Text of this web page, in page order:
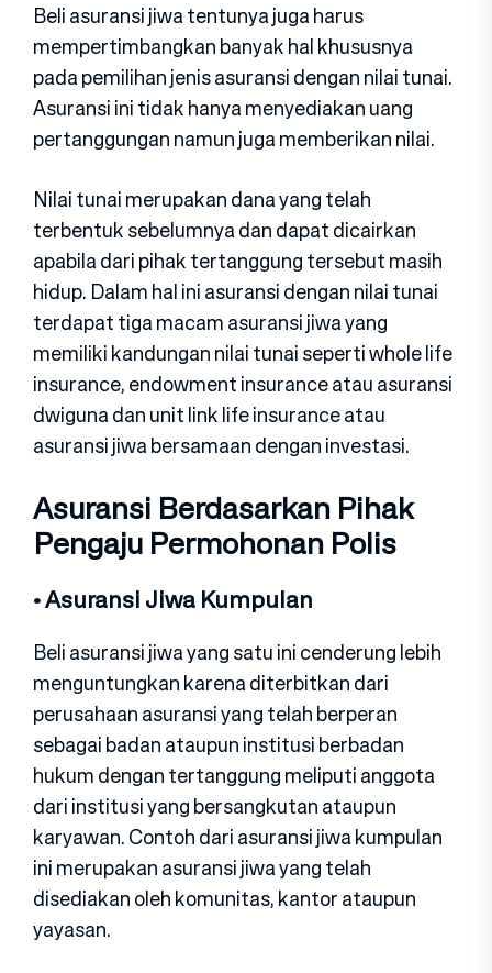
Beli asuransi jiwa tentunya juga harus
mempertimbangkan banyak hal khususnya
pada pemilihan jenis asuransi dengan nilai tunai.
Asuransi ini tidak hanya menyediakan uang
pertanggungan namun juga memberikan nilai.
Nilai tunai merupakan dana yang telah
terbentuk sebelumnya dan dapat dicairkan
apabila dari pihak tertanggung tersebut masih
hidup. Dalam hal ini asuransi dengan nilai tunai
terdapat tiga macam asuransi jiwa yang
memiliki kandungan nilai tunai seperti whole life
insurance, endowment insurance atau asuransi
dwiguna dan unit link life insurance atau
asuransi jiwa bersamaan dengan investasi.
Asuransi Berdasarkan Pihak
Pengaju Permohonan Polis
• Asuransi Jiwa Kumpulan
Beli asuransi jiwa yang satu ini cenderung lebih
menguntungkan karena diterbitkan dari
perusahaan asuransi yang telah berperan
sebagai badan ataupun institusi berbadan
hukum dengan tertanggung meliputi anggota
dari institusi yang bersangkutan ataupun
karyawan. Contoh dari asuransi jiwa kumpulan
ini merupakan asuransi jiwa yang telah
disediakan oleh komunitas, kantor ataupun
yayasan.